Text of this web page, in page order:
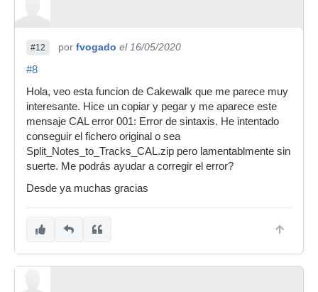
#12 por fvogado el 16/05/2020
#8
Hola, veo esta funcion de Cakewalk que me parece muy
interesante. Hice un copiar y pegar y me aparece este
mensaje CAL error 001: Error de sintaxis. He intentado
conseguir el fichero original o sea
Split_Notes_to_Tracks_CAL.zip pero lamentablmente sin
suerte. Me podrás ayudar a corregir el error?
Desde ya muchas gracias